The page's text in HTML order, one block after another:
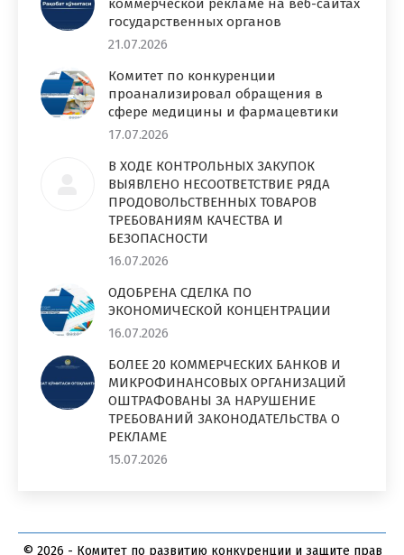
коммерческой рекламе на веб-сайтах
государственных органов
21.07.2026
Комитет по конкуренции
проанализировал обращения в
сфере медицины и фармацевтики
17.07.2026
В ХОДЕ КОНТРОЛЬНЫХ ЗАКУПОК
ВЫЯВЛЕНО НЕСООТВЕТСТВИЕ РЯДА
ПРОДОВОЛЬСТВЕННЫХ ТОВАРОВ
ТРЕБОВАНИЯМ КАЧЕСТВА И
БЕЗОПАСНОСТИ
16.07.2026
ОДОБРЕНА СДЕЛКА ПО
ЭКОНОМИЧЕСКОЙ КОНЦЕНТРАЦИИ
16.07.2026
БОЛЕЕ 20 КОММЕРЧЕСКИХ БАНКОВ И
МИКРОФИНАНСОВЫХ ОРГАНИЗАЦИЙ
ОШТРАФОВАНЫ ЗА НАРУШЕНИЕ
ТРЕБОВАНИЙ ЗАКОНОДАТЕЛЬСТВА О
РЕКЛАМЕ
15.07.2026
© 2026 - Комитет по развитию конкуренции и защите прав